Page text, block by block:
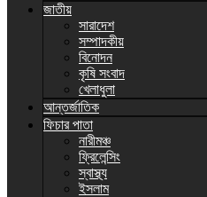
জাতীয়
সারাদেশ
সম্পাদকীয়
বিনোদন
কৃষি সংবাদ
খেলাধুলা
আন্তর্জাতিক
ফিচার পাতা
নারীমঞ্চ
ফ্রিলেন্সিং
স্বাস্থ্য
ইসলাম